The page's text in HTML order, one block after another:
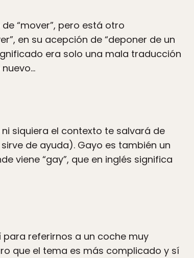
“mover”, pero está otro
en su acepción de “deponer de un
era solo una mala traducción
siquiera el contexto te salvará de
de ayuda). Gayo es también un
viene “gay”, que en inglés significa
referirnos a un coche muy
que el tema es más complicado y sí